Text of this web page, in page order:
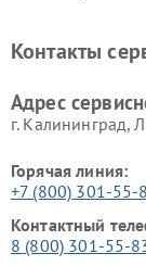
Ремонт
Контакты
Адрес
г. Калининград,
Горячая линия:
+7 (800) 301-55-
Контактный
8 (800) 301-55-